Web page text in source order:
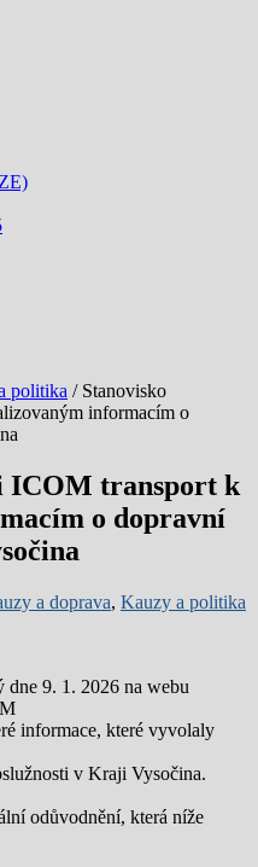
politika / Stanovisko
informacím o
ICOM transport k
o dopravní
a doprava, Kauzy a politika
9. 1. 2026 na webu
informace, které vyvolaly
v Kraji Vysočina.
odůvodnění, která níže